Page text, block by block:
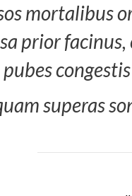
mortalibus
prior
pubes
superas